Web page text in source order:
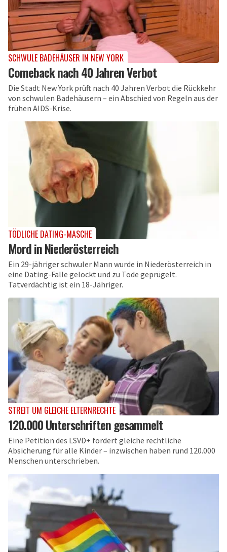
SCHWULE BADEHÄUSER IN NEW YORK
Comeback nach 40 Jahren Verbot
Die Stadt New York prüft nach 40 Jahren Verbot die Rückkehr
von schwulen Badehäusern – ein Abschied von Regeln aus der
frühen AIDS-Krise.
TÖDLICHE DATING-MASCHE
Mord in Niederösterreich
Ein 29-jähriger schwuler Mann wurde in Niederösterreich in
eine Dating-Falle gelockt und zu Tode geprügelt.
Tatverdächtig ist ein 18-Jähriger.
STREIT UM GLEICHE ELTERNRECHTE
120.000 Unterschriften gesammelt
Eine Petition des LSVD+ fordert gleiche rechtliche
Absicherung für alle Kinder – inzwischen haben rund 120.000
Menschen unterschrieben.